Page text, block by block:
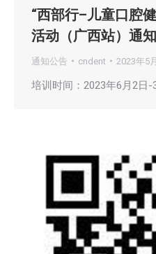
“西部行–儿童口腔
活动（广西站）通知
通知公告 cndent 2023年5
培训时间：2023年6月2日-